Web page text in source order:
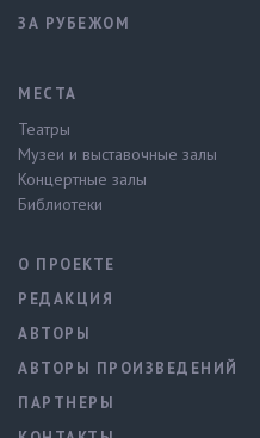
ЗА РУБЕЖОМ
МЕСТА
Театры
Музеи и выставочные залы
Концертные залы
Библиотеки
О ПРОЕКТЕ
РЕДАКЦИЯ
АВТОРЫ
АВТОРЫ ПРОИЗВЕДЕНИЙ
ПАРТНЕРЫ